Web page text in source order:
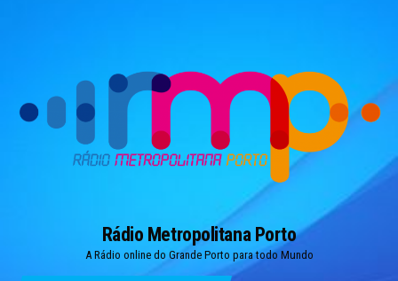
Rádio Metropolitana Porto
A Rádio online do Grande Porto para todo Mundo